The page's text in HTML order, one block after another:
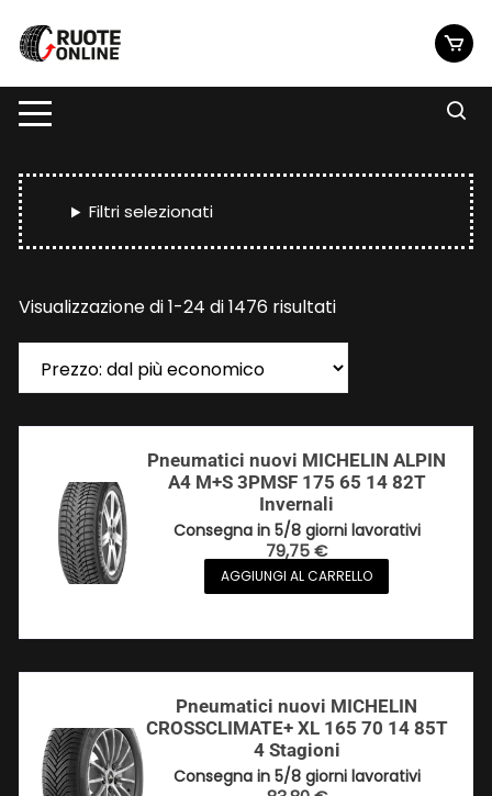
contenuto
Filtri selezionati
Visualizzazione di 1-24 di 1476 risultatiPrezzo:
Pneumatici nuovi MICHELIN ALPIN
A4 M+S 3PMSF 175 65 14 82T
Invernali
Consegna in 5/8 giorni lavorativi
79,75€
AGGIUNGI AL CARRELLO
Pneumatici nuovi MICHELIN
CROSSCLIMATE+ XL 165 70 14 85T
4 Stagioni
Consegna in 5/8 giorni lavorativi